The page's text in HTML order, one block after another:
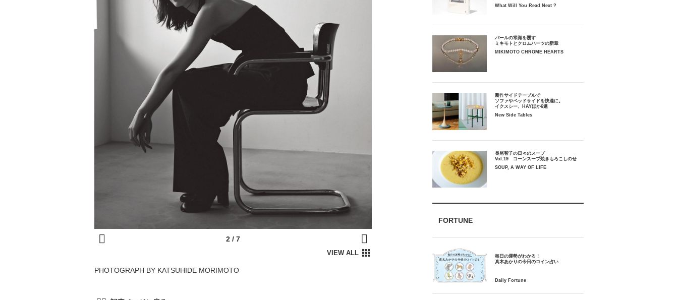
PHOTOGRAPH BY KATSUHIDE MORIMOTO
What Will You Read Next ?
パールの常識を覆す
ミキモトとクロムハーツの新章
MIKIMOTO CHROME HEARTS
新作サイドテーブルで
ソファやベッドサイドを快適に。
イクスシー、HAYほか6選
New Side Tables
長尾智子の日々のスープ
Vol.19 コーンスープ焼きもろこしのせ
SOUP, A WAY OF LIFE
FORTUNE
毎日の運勢がわかる！